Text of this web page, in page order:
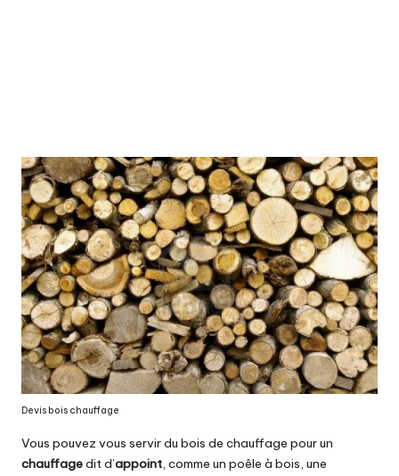
Devis bois chauffage
Vous pouvez vous servir du bois de chauffage pour un
chauffagedit d’appoint, comme un poêle à bois, une